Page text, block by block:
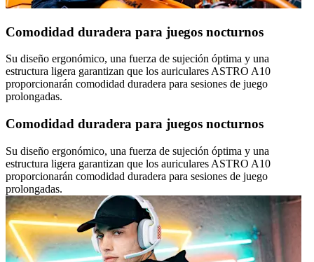
Comodidad duradera para juegos nocturnos
Su diseño ergonómico, una fuerza de sujeción óptima y una
estructura ligera garantizan que los auriculares ASTRO A10
proporcionarán comodidad duradera para sesiones de juego
prolongadas.
Comodidad duradera para juegos nocturnos
Su diseño ergonómico, una fuerza de sujeción óptima y una
estructura ligera garantizan que los auriculares ASTRO A10
proporcionarán comodidad duradera para sesiones de juego
prolongadas.